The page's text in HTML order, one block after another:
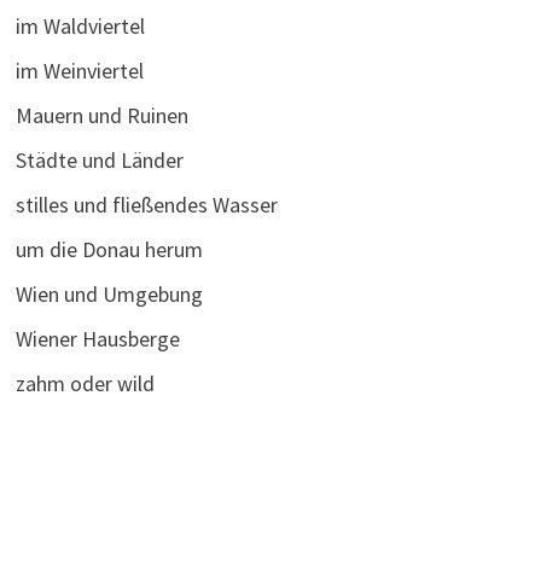
im Waldviertel
im Weinviertel
Mauern und Ruinen
Städte und Länder
stilles und fließendes Wasser
um die Donau herum
Wien und Umgebung
Wiener Hausberge
zahm oder wild